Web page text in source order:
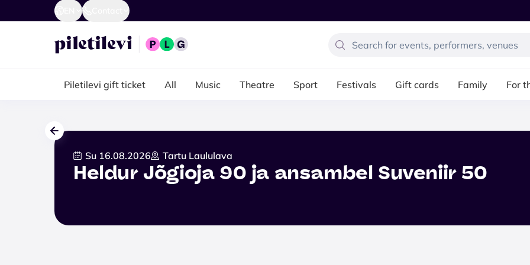
Piletilevi gift ticket All Music Theatre Sport Festivals Gift cards Family For
Su 16.08.2026 Tartu Laululava
Heldur Jõgioja 90 ja ansambel Suveniir 50